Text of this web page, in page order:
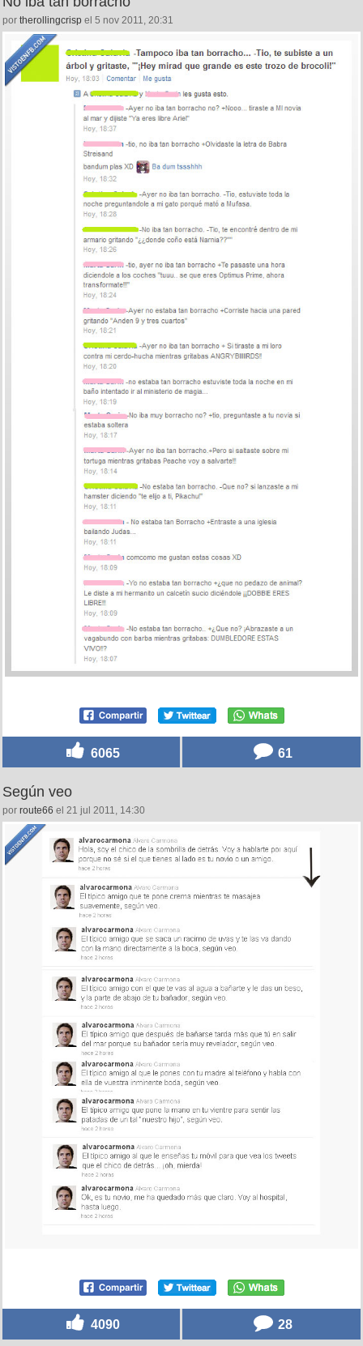
por therollingcrisp el 5 nov 2011, 20:31
6065 61
Según veo
por route66 el 21 jul 2011, 14:30
4090 28